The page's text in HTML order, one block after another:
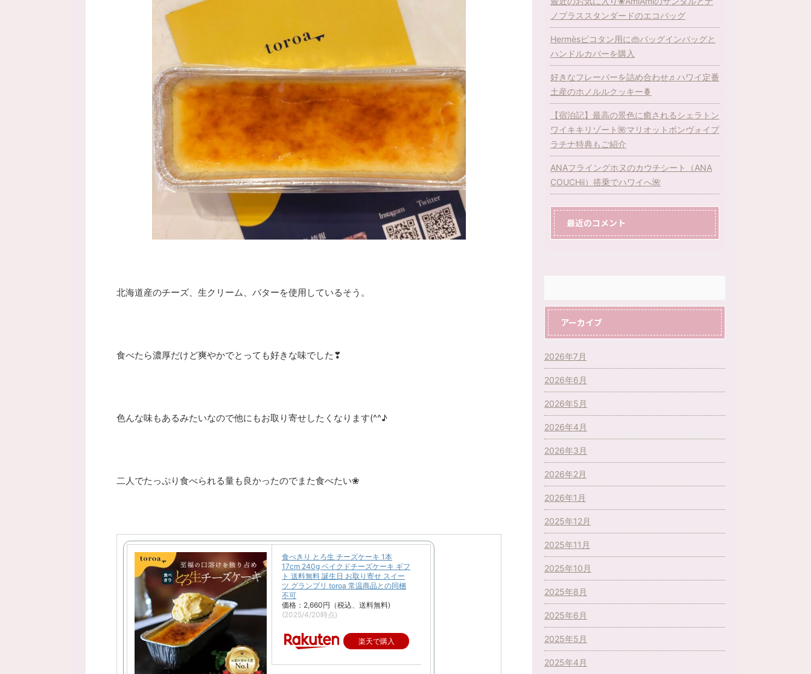
北海道産のチーズ、生クリーム、バターを使用しているそう。
食べたら濃厚だけど爽やかでとっても好きな味でした❣
色んな味もあるみたいなので他にもお取り寄せしたくなります(^^♪
二人でたっぷり食べられる量も良かったのでまた食べたい❀
食べきり とろ生 チーズケーキ 1本
17cm 240g ベイクドチーズケーキ ギフ
ト 送料無料 誕生日 お取り寄せ スイー
ツ グランプリ toroa 常温商品との同梱
不可
価格：2,660円（税込、送料無料)
(2025/4/20時点)
楽天で購入
ノプラススタンダードのエコバッグ
Hermèsピコタン用に👜バッグインバッグと
ハンドルカバーを購入
好きなフレーバーを詰め合わせ♬ハワイ定番
土産のホノルルクッキー🍍
【宿泊記】最高の景色に癒されるシェラトン
ワイキキリゾート🌺マリオットボンヴォイプ
ラチナ特典もご紹介
ANAフライングホヌのカウチシート（ANA
COUCHii）搭乗でハワイへ🌺
最近のコメント
アーカイブ
2026年7月
2026年6月
2026年5月
2026年4月
2026年3月
2026年2月
2026年1月
2025年12月
2025年11月
2025年10月
2025年8月
2025年6月
2025年5月
2025年4月